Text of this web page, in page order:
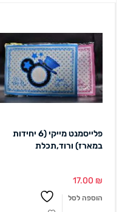
פלייסמנט מייקי (6 יחידות
במארז) ורוד,תכלת
17.00 ₪
הוספה לסל